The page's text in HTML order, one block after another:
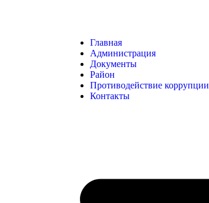
Главная
Администрация
Документы
Район
Противодействие коррупции
Контакты